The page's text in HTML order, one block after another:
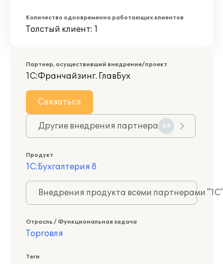
Количество одновременно работающих клиентов
Толстый клиент: 1
Партнер, осуществивший внедрение/проект
1С:Франчайзинг. ГлавБух
Связаться
Другие внедрения партнера 64
Продукт
1С:Бухгалтерия 8
Внедрения продукта всеми партнерами
Отрасль / Функциональная задача
Торговля
Теги